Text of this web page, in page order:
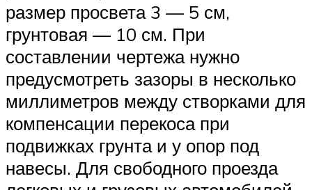
размер просвета 3 — 5 см,
грунтовая — 10 см. При
составлении чертежа нужно
предусмотреть зазоры в несколько
миллиметров между створками для
компенсации перекоса при
подвижках грунта и у опор под
навесы. Для свободного проезда